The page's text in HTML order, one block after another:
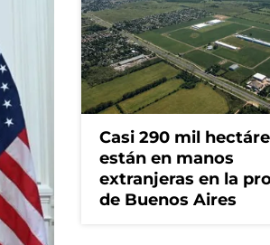
Casi 290 mil
están en manos
extranjeras en la
de Buenos Aires